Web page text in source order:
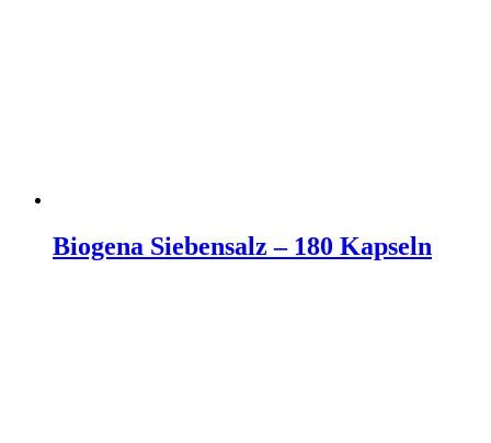
Biogena Siebensalz – 180 Kapseln